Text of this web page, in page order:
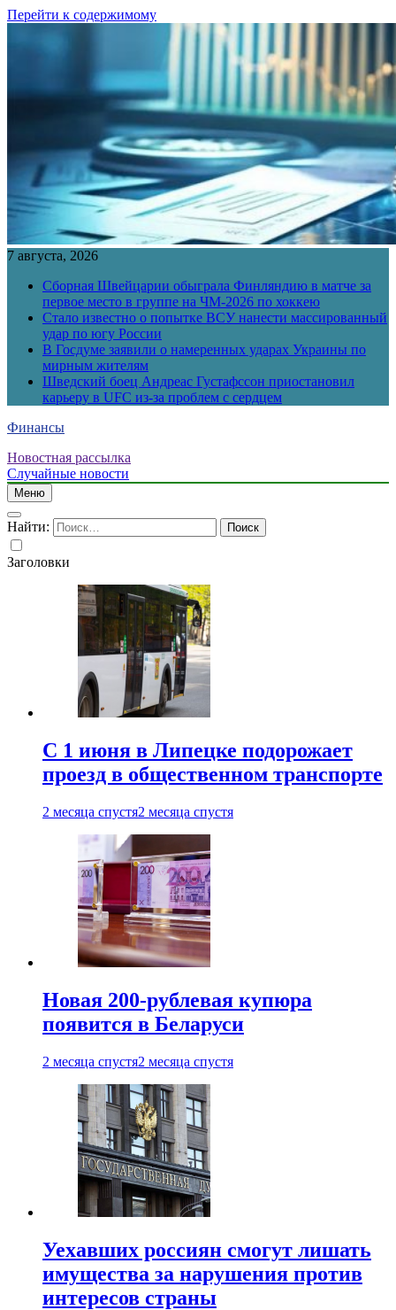
Перейти к содержимому
7 августа, 2026
Сборная Швейцарии обыграла Финляндию в матче за
первое место в группе на ЧМ-2026 по хоккею
Стало известно о попытке ВСУ нанести массированный
удар по югу России
В Госдуме заявили о намеренных ударах Украины по
мирным жителям
Шведский боец Андреас Густафссон приостановил
карьеру в UFC из-за проблем с сердцем
Финансы
Новостная рассылка
Случайные новости
Меню
Найти:
Заголовки
С 1 июня в Липецке подорожает
проезд в общественном транспорте
2 месяца спустя2 месяца спустя
Новая 200-рублевая купюра
появится в Беларуси
2 месяца спустя2 месяца спустя
Уехавших россиян смогут лишать
имущества за нарушения против
интересов страны